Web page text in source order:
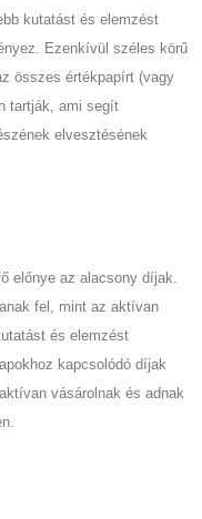
kutatást és elemzést
Ezenkívül széles körű
összes értékpapírt (vagy
tartják, ami segít
elvesztésének
előnye az alacsony díjak.
fel, mint az aktívan
és elemzést
kapcsolódó díjak
vásárolnak és adnak